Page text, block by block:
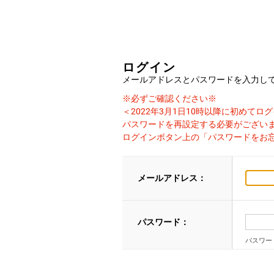
ログイン
メールアドレスとパスワードを入力し
※必ずご確認ください※
＜2022年3月1日10時以降に初めてロ
パスワードを再設定する必要がございま
ログインボタン上の「パスワードをお
メールアドレス：
パスワード：
パスワー